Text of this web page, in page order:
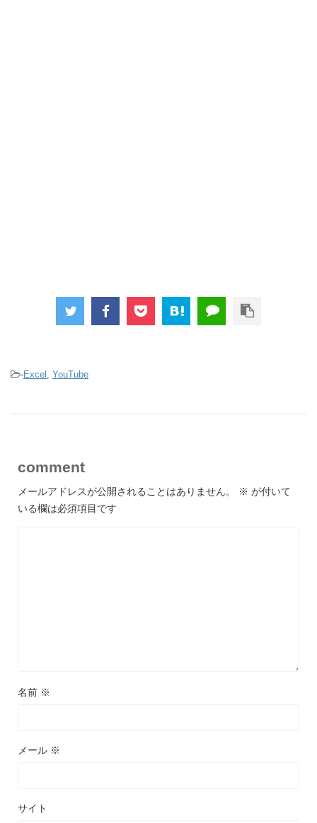
-Excel YouTube
comment
メールアドレスが公開されることはありません。 ※ が付いて
いる欄は必須項目です
名前 ※
メール ※
サイト